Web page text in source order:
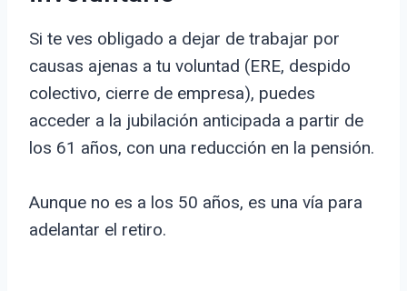
Si te ves obligado a dejar de trabajar por
causas ajenas a tu voluntad (ERE, despido
colectivo, cierre de empresa), puedes
acceder a la jubilación anticipada a partir de
los 61 años, con una reducción en la pensión.
Aunque no es a los 50 años, es una vía para
adelantar el retiro.